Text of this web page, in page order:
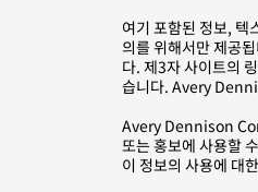
여기 포함된 정보,
의를 위해서만 제공
다. 제3자 사이트의
습니다. Avery
Avery Dennison
또는 홍보에 사용할
이 정보의 사용에 대